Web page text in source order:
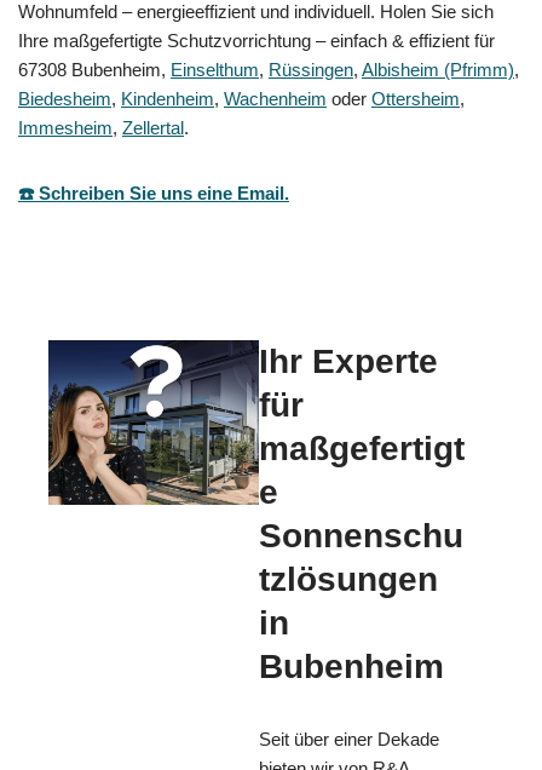
Wohnumfeld – energieeffizient und individuell. Holen Sie sich
Ihre maßgefertigte Schutzvorrichtung – einfach & effizient für
67308 Bubenheim, Einselthum, Rüssingen, Albisheim (Pfrimm),
Biedesheim, Kindenheim, Wachenheim oder Ottersheim,
Immesheim, Zellertal.
☎️ Schreiben Sie uns eine Email.
Ihr Experte
für
maßgefertigt
e
Sonnenschu
tzlösungen
in
Bubenheim
Seit über einer Dekade